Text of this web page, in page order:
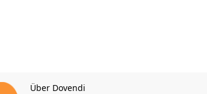
Über Dovendi